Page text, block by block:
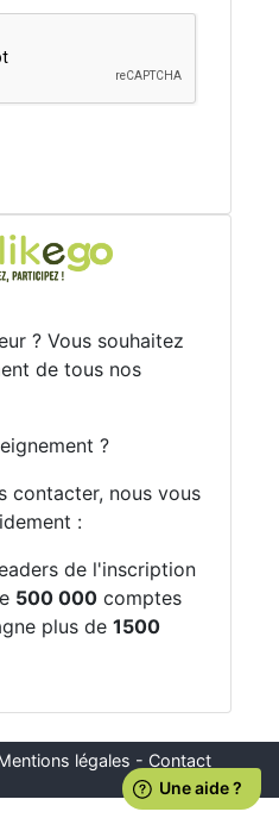
? Vous souhaitez
de tous nos
?
contacter, nous vous
:
de l'inscription
500 000comptes
plus de 1500
légales - Contact